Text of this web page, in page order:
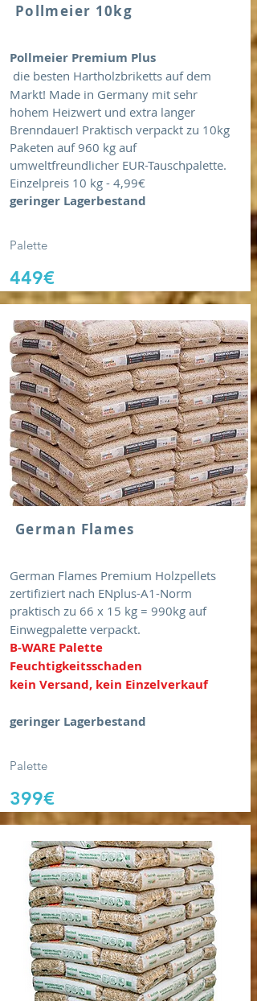
Pollmeier 10kg
Pollmeier Premium Plus
die besten Hartholzbriketts auf dem
Markt! Made in Germany mit sehr
hohem Heizwert und extra langer
Brenndauer! Praktisch verpackt zu 10kg
Paketen auf 960 kg auf
umweltfreundlicher EUR-Tauschpalette.
Einzelpreis 10 kg - 4,99€
geringer Lagerbestand
Palette
449€
German Flames
German Flames Premium Holzpellets
zertifiziert nach ENplus-A1-Norm
praktisch zu 66 x 15 kg = 990kg auf
Einwegpalette verpackt.
B-WARE Palette
Feuchtigkeitsschaden
kein Versand, kein Einzelverkauf
geringer Lagerbestand
Palette
399€